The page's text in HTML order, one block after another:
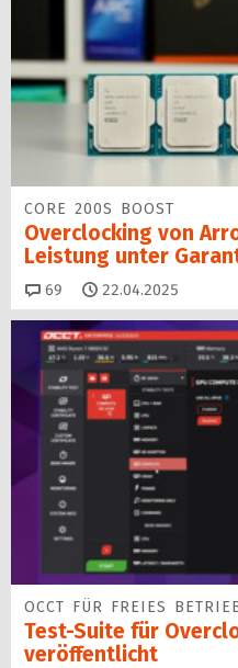
CORE 200S BOOST
Overclocking von
Leistung unter
69 Kommentare
22.04.2025
OCCT FÜR FREIES
Test-Suite für
veröffentlicht